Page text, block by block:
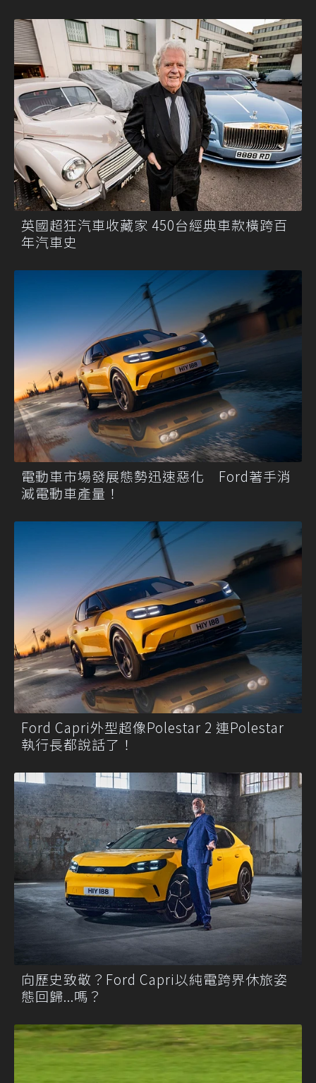
英國超狂汽車收藏家 450台經典車款橫跨百
年汽車史
電動車市場發展態勢迅速惡化 Ford著手消
減電動車產量！
Ford Capri外型超像Polestar 2 連Polestar
執行長都說話了！
向歷史致敬？Ford Capri以純電跨界休旅姿
態回歸...嗎？